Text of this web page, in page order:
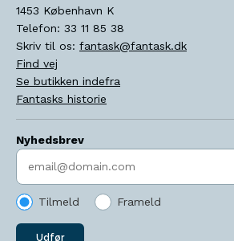
1453 København K
Telefon: 33 11 85 38
Skriv til os: fantask@fantask.dk
Find vej
Se butikken indefra
Fantasks historie
Nyhedsbrev
Indtast søgeord
Tilmeld Frameld
Udfør